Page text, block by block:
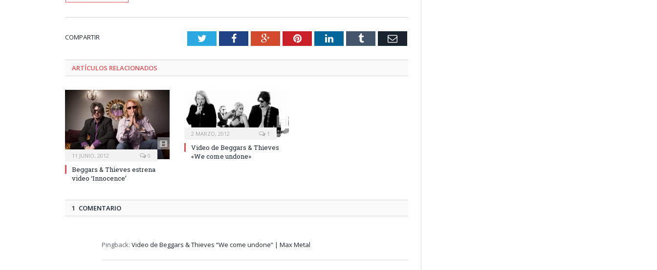
COMPARTIR TwitterFacebookGoogle+PinterestLinkedInTumblr Email
ARTÍCULOS RELACIONADOS
11 JUNIO, 2012 0
Beggars & Thieves estrena
video ‘Innocence’
2 MARZO, 2012 1
Video de Beggars & Thieves
«We come undone»
1 COMENTARIO
Pingback: Video de Beggars & Thieves “We come undone” | Max Metal